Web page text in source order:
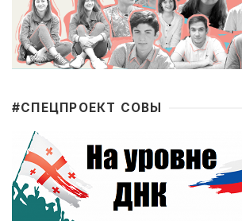
#CПЕЦПРОЕКТ СОВЫ